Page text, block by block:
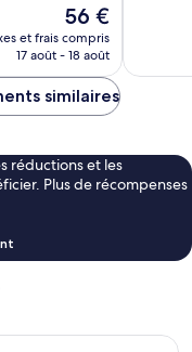
Le
nouveau
prix
de
56 €
et frais compris
17 août - 18 août
similaires
réductions et les
Plus de récompenses